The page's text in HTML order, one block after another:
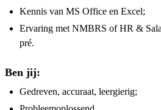
Kennis van MS Office en Excel;
Ervaring met NMBRS of HR &
pré.
Ben jij:
Gedreven, accuraat, leergierig;